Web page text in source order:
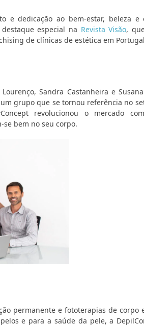
e dedicação ao bem-estar, beleza e
especial na Revista Visão,
de clínicas de estética em
Sandra Castanheira e
grupo que se tornou referência no
revolucionou o mercado
se bem no seu corpo.
permanente e fototerapias de corpo
e para a saúde da pele, a